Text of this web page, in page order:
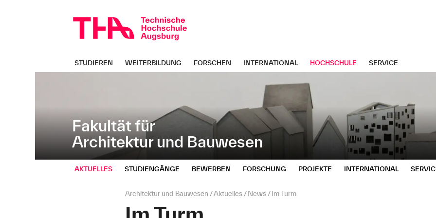
überspringen
Fakultät für
Architektur und Bauwesen
STUDIEREN WEITERBILDUNG FORSCHEN INTERNATIONAL HOCHSCHULE SERVICE
AKTUELLES STUDIENGÄNGE BEWERBEN FORSCHUNG PROJEKTE INTERNATIONAL
Seitenpfad:
Architektur und Bauwesen Aktuelles News Im Turm